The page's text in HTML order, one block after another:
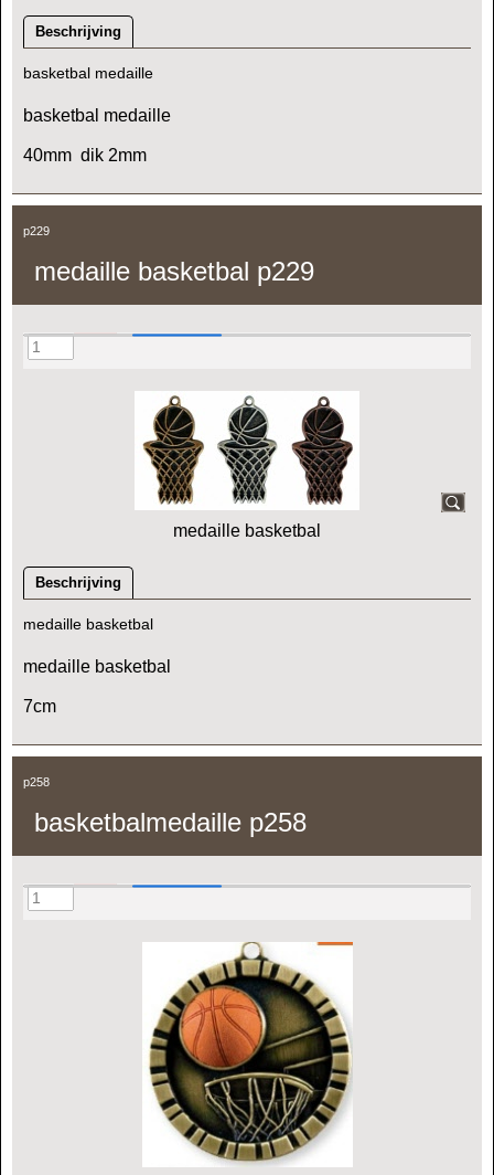
Beschrijving
basketbal medaille
basketbal medaille
40mm dik 2mm
p229
medaille basketbal p229
medaille basketbal
Beschrijving
medaille basketbal
medaille basketbal
7cm
p258
basketbalmedaille p258